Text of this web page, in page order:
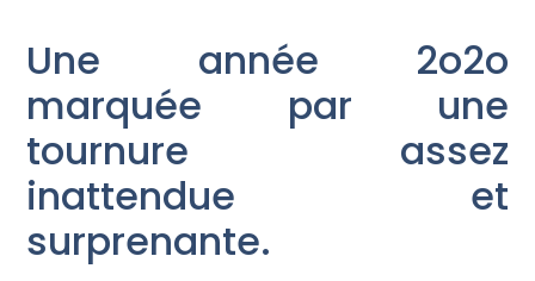
Une année 2o2o
marquée par une
tournure assez
inattendue et
surprenante.